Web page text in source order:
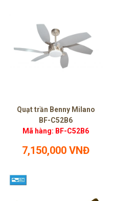
Quạt trần Benny Milano
BF-C52B6
Mã hàng: BF-C52B6
7,150,000 VNĐ